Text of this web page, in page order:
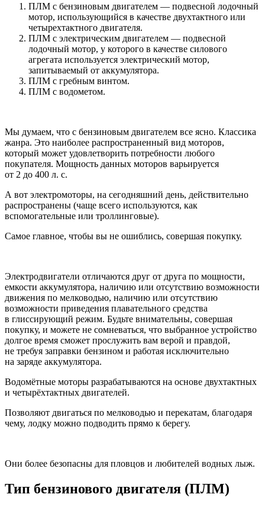
ПЛМ с бензиновым двигателем — подвесной лодочный
мотор, использующийся в качестве двухтактного или
четырехтактного двигателя.
ПЛМ с электрическим двигателем — подвесной
лодочный мотор, у которого в качестве силового
агрегата используется электрический мотор,
запитываемый от аккумулятора.
ПЛМ с гребным винтом.
ПЛМ с водометом.
Мы думаем, что с бензиновым двигателем все ясно. Классика
жанра. Это наиболее распространенный вид моторов,
который может удовлетворить потребности любого
покупателя. Мощность данных моторов варьируется
от 2 до 400 л. с.
А вот электромоторы, на сегодняшний день, действительно
распространены (чаще всего используются, как
вспомогательные или троллинговые).
Самое главное, чтобы вы не ошиблись, совершая покупку.
Электродвигатели отличаются друг от друга по мощности,
емкости аккумулятора, наличию или отсутствию возможности
движения по мелководью, наличию или отсутствию
возможности приведения плавательного средства
в глиссирующий режим. Будьте внимательны, совершая
покупку, и можете не сомневаться, что выбранное устройство
долгое время сможет прослужить вам верой и правдой,
не требуя заправки бензином и работая исключительно
на заряде аккумулятора.
Водомётные моторы разрабатываются на основе двухтактных
и четырёхтактных двигателей.
Позволяют двигаться по мелководью и перекатам, благодаря
чему, лодку можно подводить прямо к берегу.
Они более безопасны для пловцов и любителей водных лыж.
Тип бензинового двигателя (ПЛМ)